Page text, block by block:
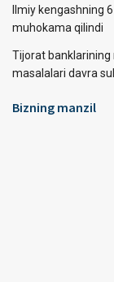
Ilmiy kengashning
muhokama qilindi
Tijorat banklarining
masalalari davra
Bizning manzil